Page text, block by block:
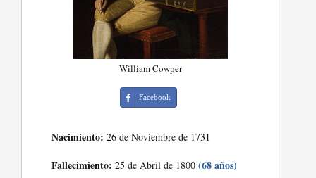
William Cowper
Facebook
Nacimiento: 26 de Noviembre de 1731
Fallecimiento: 25 de Abril de 1800(68 años)